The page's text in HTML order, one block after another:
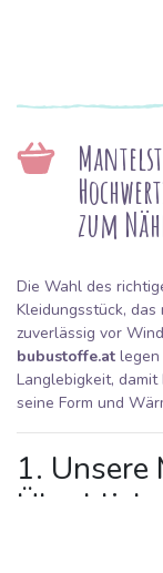
zum
Die Wahl des
Kleidungsstück,
zuverlässig vor
bubustoffe.at
Langlebigkeit,
seine Form und
1.
passt zu